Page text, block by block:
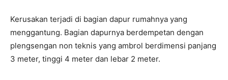
Kerusakan terjadi di bagian dapur rumahnya yang
menggantung. Bagian dapurnya berdempetan dengan
plengsengan non teknis yang ambrol berdimensi panjang
3 meter, tinggi 4 meter dan lebar 2 meter.